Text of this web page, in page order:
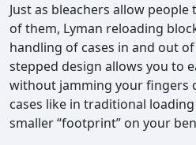
k
.
3
8
8
a
a
Just as bleachers allow
of them, Lyman reloading
handling of cases in and out
stepped design allows you to
without jamming your fingers
cases like in traditional
smaller “footprint” on your